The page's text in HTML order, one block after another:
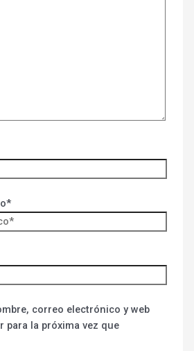
correo electrónico y web
para la próxima vez que